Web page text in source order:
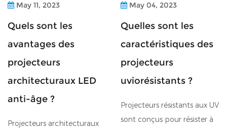
May 11, 2023
Quels sont les
avantages des
projecteurs
architecturaux LED
anti-âge ?
Projecteurs architecturaux
May 04, 2023
Quelles sont les
caractéristiques des
projecteurs
uviorésistants ?
Projecteurs résistants aux UV
sont conçus pour résister à